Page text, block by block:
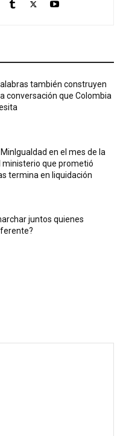
también construyen
conversación que Colombia
en el mes de la
ministerio que prometió
termina en liquidación
juntos quienes